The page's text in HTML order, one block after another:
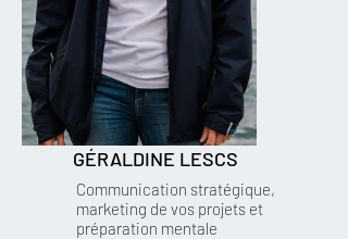
GÉRALDINE LESCS
Communication stratégique,
marketing de vos projets et
préparation mentale